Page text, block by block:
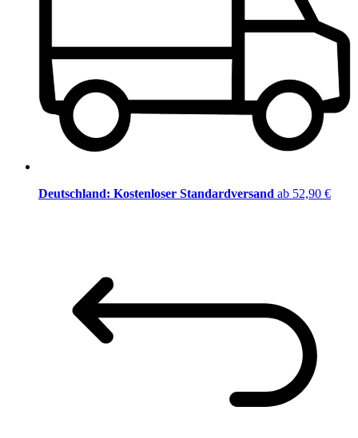
Deutschland: Kostenloser Standardversand ab 52,90 €